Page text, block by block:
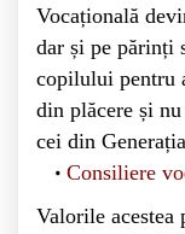
Vocațională
dar și pe părinți
copilului pentru
din plăcere și
cei din
Consiliere
Valorile